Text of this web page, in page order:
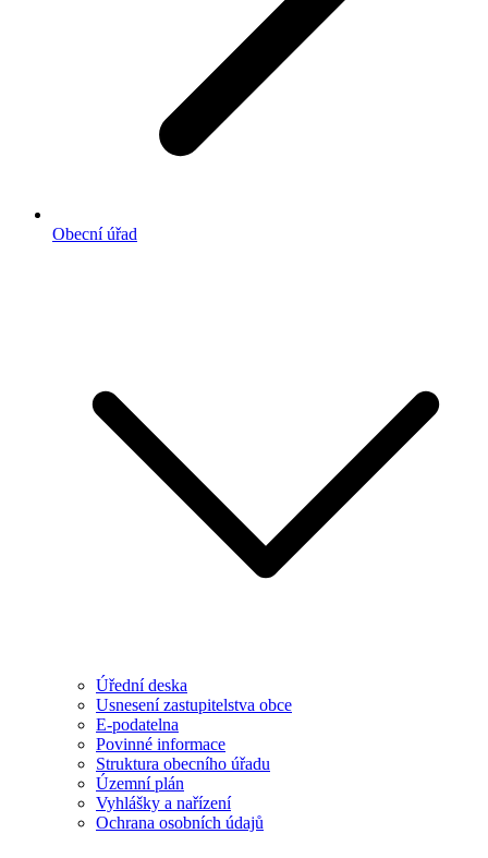
Obecní úřad
Úřední deska
Usnesení zastupitelstva obce
E-podatelna
Povinné informace
Struktura obecního úřadu
Územní plán
Vyhlášky a nařízení
Ochrana osobních údajů